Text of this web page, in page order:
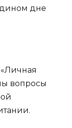
дне
вопросы